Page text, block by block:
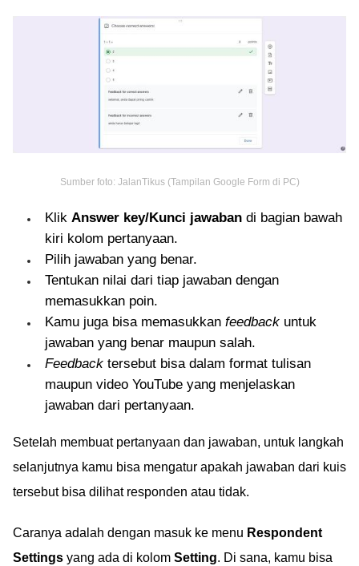
Sumber foto: JalanTikus (Tampilan Google Form di PC)
Klik Answer key/Kunci jawaban di bagian bawah
kiri kolom pertanyaan.
Pilih jawaban yang benar.
Tentukan nilai dari tiap jawaban dengan
memasukkan poin.
Kamu juga bisa memasukkan feedback untuk
jawaban yang benar maupun salah.
Feedback tersebut bisa dalam format tulisan
maupun video YouTube yang menjelaskan
jawaban dari pertanyaan.
Setelah membuat pertanyaan dan jawaban, untuk langkah
selanjutnya kamu bisa mengatur apakah jawaban dari kuis
tersebut bisa dilihat responden atau tidak.
Caranya adalah dengan masuk ke menu Respondent
Settings yang ada di kolom Setting. Di sana, kamu bisa